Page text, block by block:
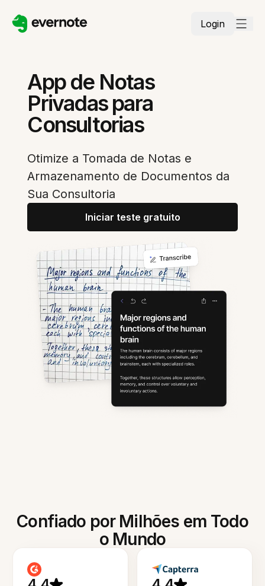
Login
App de Notas
Privadas para
Consultorias
Otimize a Tomada de Notas e
Armazenamento de Documentos da
Sua Consultoria
Iniciar teste gratuito
Confiado por Milhões em Todo
o Mundo